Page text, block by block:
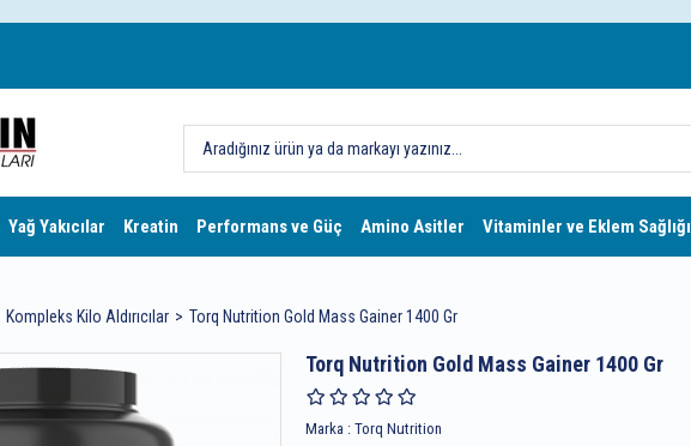
Yağ Yakıcılar Kreatin Performans ve Güç Amino Asitler Vitaminler ve Eklem Sağlığı
Kompleks Kilo Aldırıcılar Torq Nutrition Gold Mass Gainer 1400 Gr
Torq Nutrition Gold Mass Gainer 1400 Gr
Marka : Torq Nutrition